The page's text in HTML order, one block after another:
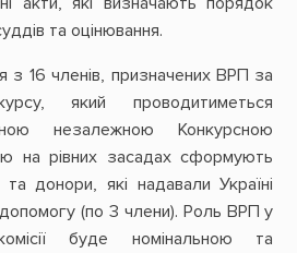
та оцінювання.
з 16 членів, призначених ВРП за
який проводитиметься
незалежною Конкурсною
на рівних засадах сформують
донори, які надавали Україні
(по 3 члени). Роль ВРП у
буде номінальною та